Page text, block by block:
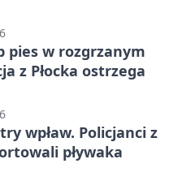
pies w rozgrzanym
z Płocka ostrzega
wpław. Policjanci z
pływaka